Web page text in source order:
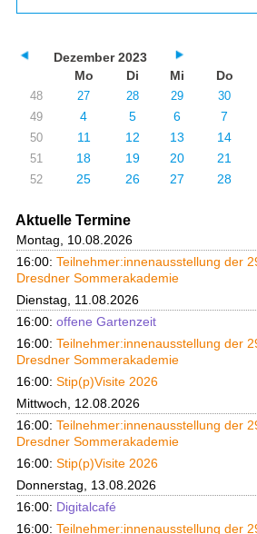
Dezember 2023
Mo
Di Mi Do
48 27 28 29 30
49 4 5 6 7
50 11 12 13 14
51 18 19 20 21
52 25 26 27 28
Aktuelle Termine
Montag, 10.08.2026
16:00: Teilnehmer:innenausstellung der
Dresdner Sommerakademie
Dienstag, 11.08.2026
16:00: offene Gartenzeit
16:00: Teilnehmer:innenausstellung der
Dresdner Sommerakademie
16:00: Stip(p)Visite 2026
Mittwoch, 12.08.2026
16:00: Teilnehmer:innenausstellung der
Dresdner Sommerakademie
16:00: Stip(p)Visite 2026
Donnerstag, 13.08.2026
16:00: Digitalcafé
16:00: Teilnehmer:innenausstellung der